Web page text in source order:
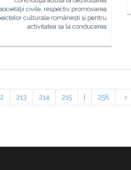
societăţii civile, respectiv promovarea
culturale românești și pentru
activitatea sa la conducerea
213 214 215 256